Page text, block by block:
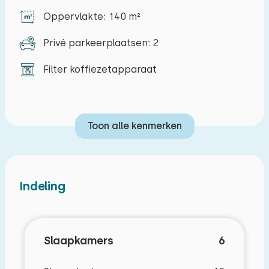
en een tweede badkamer met douche en toilet
bevinden zich op de bovenverdieping. De
slaapkamers zijn voorzien van twee
éénpersoonsbedden of een stapelbed. Buiten is
Met voorkeur te boeken (tegen
Oppervlakte: 140 m²
Privé parkeerplaatsen: 2
Filter koffiezetapparaat
Toon alle kenmerken
Indeling
Slaapkamers 6